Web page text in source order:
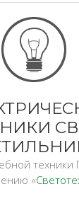
техники
«